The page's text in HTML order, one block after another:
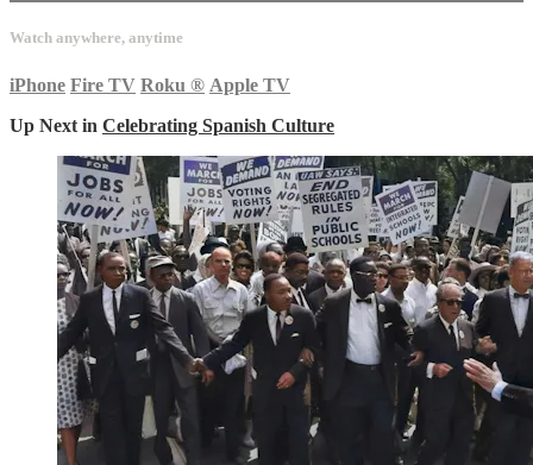
Watch anywhere, anytime
iPhone Fire TV Roku ® Apple TV
Up Next in Celebrating Spanish Culture